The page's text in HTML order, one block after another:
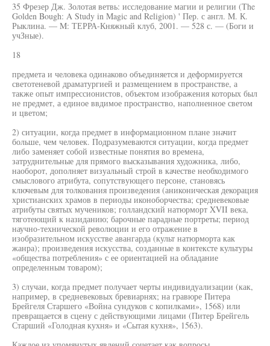
35 Фрезер Дж. Золотая ветвь: исследование магии и религии (The
Golden Bough: A Study in Magic and Religion) ' Пер. с англ. M. К.
Рыклина. — M: ТЕРРА-Княжный клуб, 2001. — 528 с. — (Боги и
учЗные).
18
предмета и человека одинаково объединяется и деформируется
светотеневой драматургией и размещением в пространстве, а
также опыт импрессионистов, объектом изображения которых был
не предмет, а единое ввдимое пространство, наполненное светом
и цветом;
2) ситуации, когда предмет в информационном плане значит
больше, чем человек. Подразумеваются ситуации, когда предмет
либо заменяет собой известные понятия во времена,
затруднительные для прямого высказывания художника, либо,
наоборот, дополняет визуальный строй в качестве необходимого
смыслового атрибута, сопутствующего персоне, становясь
ключевым для толкования произведения (аниконическая декорация
христианских храмов в периоды иконоборчества; средневековые
атрибуты святых мучеников; голландский натюрморт XVII века,
тяготеющий к назиданию; барочные парадные портреты; период
научно-технической революции и его отражение в
изобразительном искусстве авангарда (культ натюрморта как
жанра); произведения искусства, созданные в контексте культуры
«общества потребления» с ее ориентацией на обладание
определенным товаром);
3) случаи, когда предмет получает черты индивидуализации (как,
например, в средневековых бревиарнях; на гравюре Питера
Брейгеля Старшего «Война сундуков с копилками», 1568) или
превращается в сцену с действующими лицами (Питер Брейгель
Старший «Голодная кухня» и «Сытая кухня», 1563).